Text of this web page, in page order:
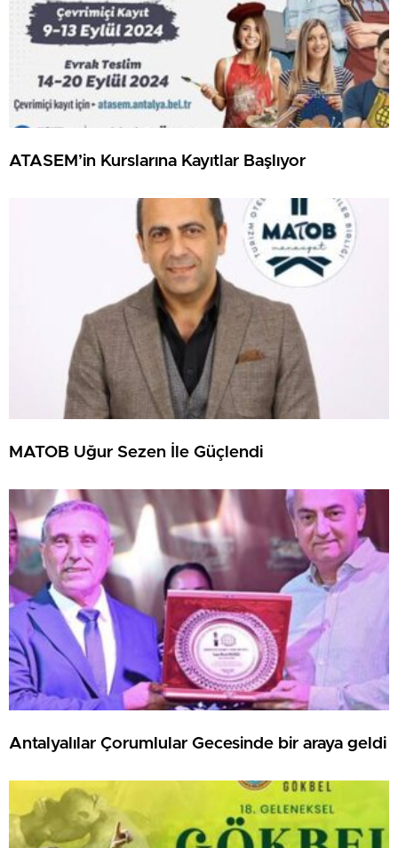
ATASEM’in Kurslarına Kayıtlar Başlıyor
MATOB Uğur Sezen İle Güçlendi
Antalyalılar Çorumlular Gecesinde bir araya geldi